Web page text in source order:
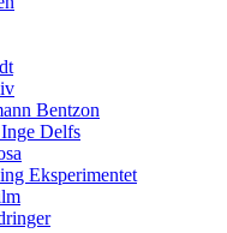
Bentzon
Delfs
Eksperimentet